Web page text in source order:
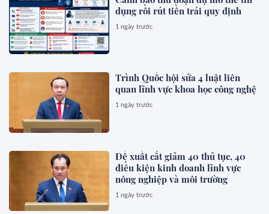
dụng rồi rút tiền trái quy định
1 ngày trước
Trình Quốc hội sửa 4 luật liên
quan lĩnh vực khoa học công nghệ
1 ngày trước
Đề xuất cắt giảm 40 thủ tục, 40
điều kiện kinh doanh lĩnh vực
nông nghiệp và môi trường
1 ngày trước